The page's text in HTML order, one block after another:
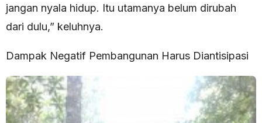
jangan nyala hidup. Itu utamanya belum dirubah
dari dulu,” keluhnya.
Dampak Negatif Pembangunan Harus Diantisipasi